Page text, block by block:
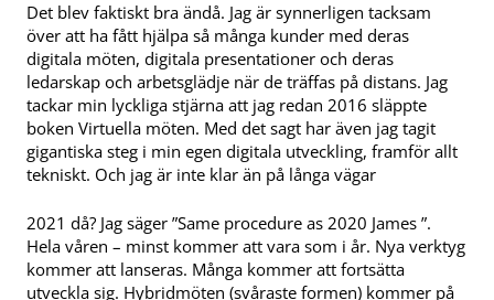
Det blev faktiskt bra ändå. Jag är synnerligen tacksam
över att ha fått hjälpa så många kunder med deras
digitala möten, digitala presentationer och deras
ledarskap och arbetsglädje när de träffas på distans. Jag
tackar min lyckliga stjärna att jag redan 2016 släppte
boken Virtuella möten. Med det sagt har även jag tagit
gigantiska steg i min egen digitala utveckling, framför allt
tekniskt. Och jag är inte klar än på långa vägar
2021 då? Jag säger ”Same procedure as 2020 James ”.
Hela våren – minst kommer att vara som i år. Nya verktyg
kommer att lanseras. Många kommer att fortsätta
utveckla sig. Hybridmöten (svåraste formen) kommer på